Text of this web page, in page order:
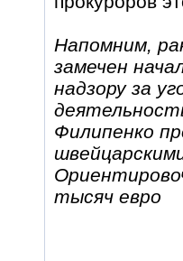
Напомним,
замечен
надзору за
Филипенко
тысяч евро